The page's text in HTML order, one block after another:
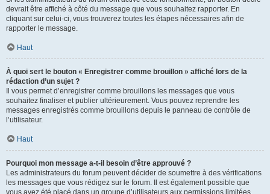
devrait être affiché à côté du message que vous souhaitez rapporter. En
cliquant sur celui-ci, vous trouverez toutes les étapes nécessaires afin de
rapporter le message.
Haut
À quoi sert le bouton « Enregistrer comme brouillon » affiché lors de la
rédaction d’un sujet ?
Il vous permet d’enregistrer comme brouillons les messages que vous
souhaitez finaliser et publier ultérieurement. Vous pouvez reprendre les
messages enregistrés comme brouillons depuis le panneau de contrôle de
l’utilisateur.
Haut
Pourquoi mon message a-t-il besoin d’être approuvé ?
Les administrateurs du forum peuvent décider de soumettre à des vérifications
les messages que vous rédigez sur le forum. Il est également possible que
vous ayez été placé dans un groupe d’utilisateurs aux permissions limitées.